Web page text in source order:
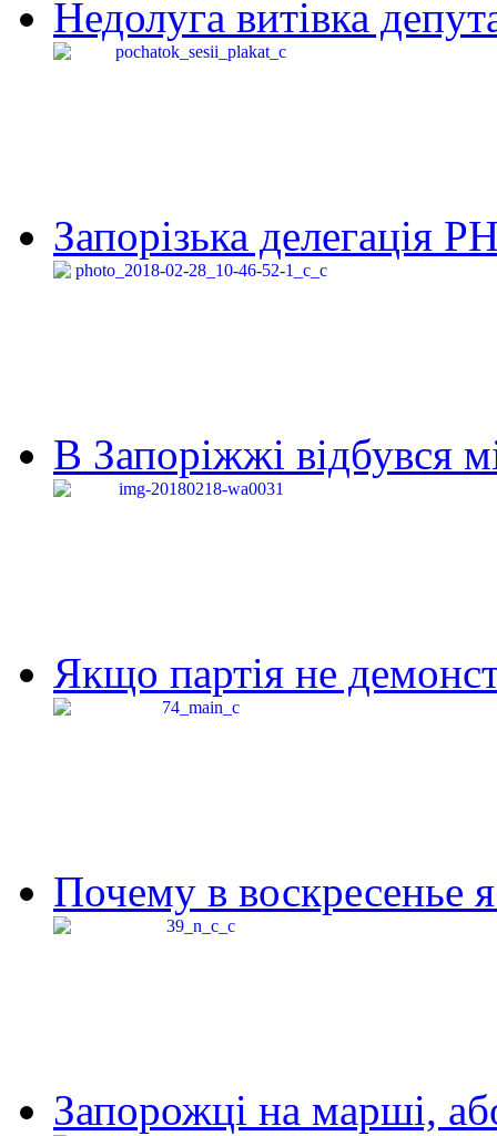
Недолуга витівка
Запорізька делегація
В Запоріжжі відбувся
Якщо партія не
Почему в воскресенье
Запорожці на марші,